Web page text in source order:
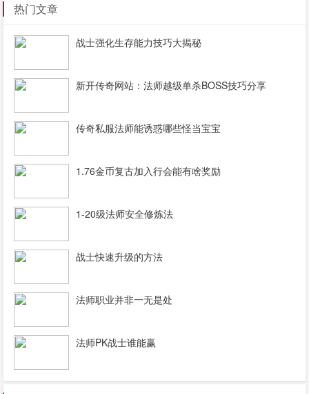
热门文章
战士强化生存能力技巧大揭秘
新开传奇网站：法师越级单杀BOSS技巧分享
传奇私服法师能诱惑哪些怪当宝宝
1.76金币复古加入行会能有啥奖励
1-20级法师安全修炼法
战士快速升级的方法
法师职业并非一无是处
法师PK战士谁能赢